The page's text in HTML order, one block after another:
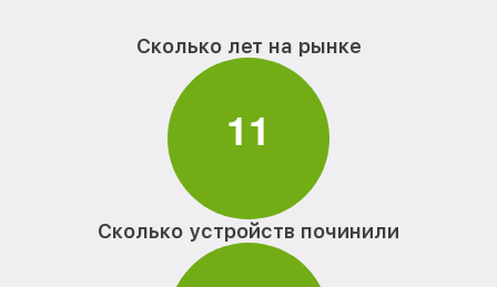
Сколько лет на рынке
11
Сколько устройств починили